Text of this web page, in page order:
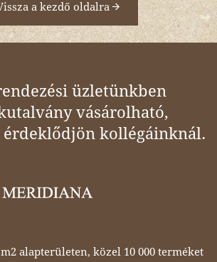
a kezdő oldalra
üzletünkben
vásárolható,
kollégáinknál.
alapterületen, közel 10 000 terméket